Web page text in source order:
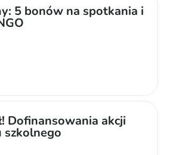
5 bonów na spotkania i
Dofinansowania akcji